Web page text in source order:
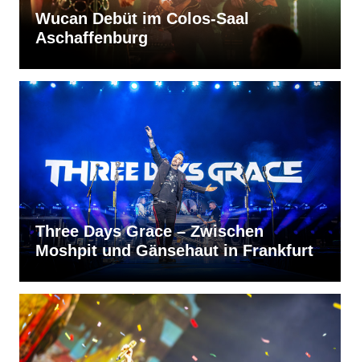
Wucan Debüt im Colos-Saal
Aschaffenburg
Three Days Grace – Zwischen
Moshpit und Gänsehaut in Frankfurt